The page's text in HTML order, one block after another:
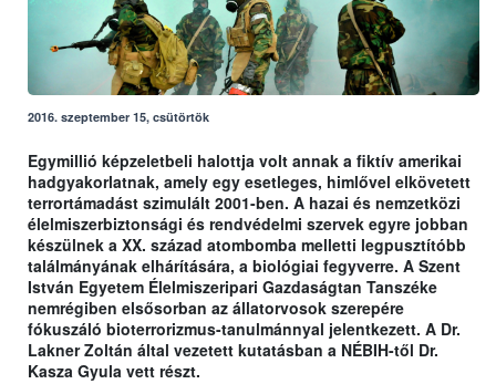
2016. szeptember 15, csütörtök
Egymillió képzeletbeli halottja volt annak a fiktív amerikai
hadgyakorlatnak, amely egy esetleges, himlővel elkövetett
terrortámadást szimulált 2001-ben. A hazai és nemzetközi
élelmiszerbiztonsági és rendvédelmi szervek egyre jobban
készülnek a XX. század atombomba melletti legpusztítóbb
találmányának elhárítására, a biológiai fegyverre. A Szent
István Egyetem Élelmiszeripari Gazdaságtan Tanszéke
nemrégiben elsősorban az állatorvosok szerepére
fókuszáló bioterrorizmus-tanulmánnyal jelentkezett. A Dr.
Lakner Zoltán által vezetett kutatásban a NÉBIH-től Dr.
Kasza Gyula vett részt.